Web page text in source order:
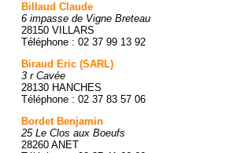
Billaud Claude
6 impasse de Vigne Breteau
28150 VILLARS
Téléphone : 02 37 99 13 92
Biraud Eric (SARL)
3 r Cavée
28130 HANCHES
Téléphone : 02 37 83 57 06
Bordet Benjamin
25 Le Clos aux Boeufs
28260 ANET